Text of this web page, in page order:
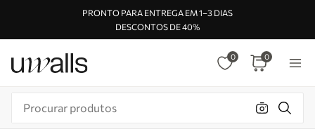
PRONTO PARA ENTREGA EM 1–3 DIAS
DESCONTOS DE 40%
0 0